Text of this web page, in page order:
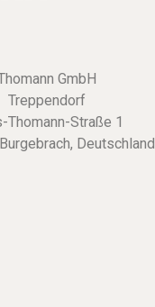
GmbH
Treppendorf
Thomann-Straße 1
Deutschland